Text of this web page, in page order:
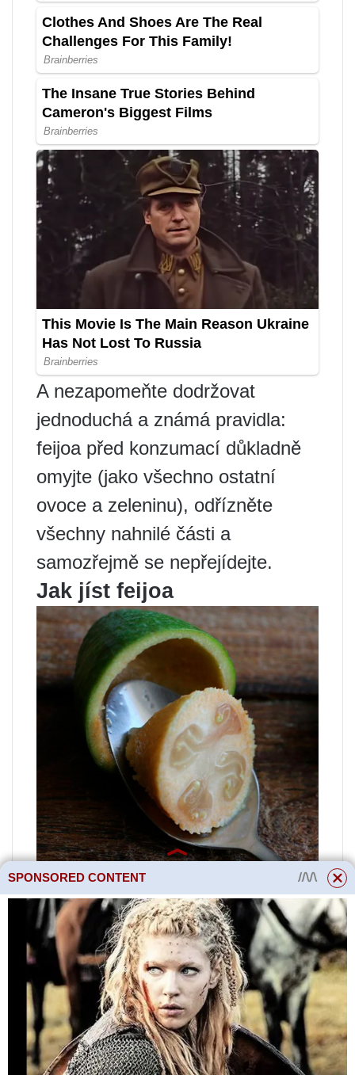
A nezapomeňte dodržovat
jednoduchá a známá pravidla:
feijoa před konzumací důkladně
omyjte (jako všechno ostatní
ovoce a zeleninu), odřízněte
všechny nahnilé části a
samozřejmě se nepřejídejte.
Jak jíst feijoa
Ne každý ví, jak správně jíst tak
exotické ovoce, jako je feijoa. Ale
ve skutečnosti je vše velmi
jednoduché. Nejchutnější jsou
zralé plody. Jestli je feijoa zralá,
poznáte dotykem: měla by být
SPONSORED CONTENT